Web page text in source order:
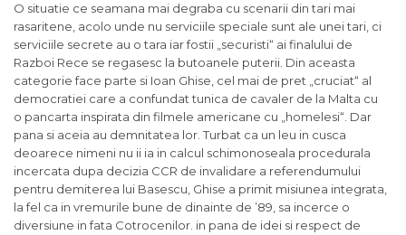
O situatie ce seamana mai degraba cu scenarii din tari mai
rasaritene, acolo unde nu serviciile speciale sunt ale unei tari, ci
serviciile secrete au o tara iar fostii „securisti“ ai finalului de
Razboi Rece se regasesc la butoanele puterii. Din aceasta
categorie face parte si Ioan Ghise, cel mai de pret „cruciat“ al
democratiei care a confundat tunica de cavaler de la Malta cu
o pancarta inspirata din filmele americane cu „homelesi“. Dar
pana si aceia au demnitatea lor. Turbat ca un leu in cusca
deoarece nimeni nu ii ia in calcul schimonoseala procedurala
incercata dupa decizia CCR de invalidare a referendumului
pentru demiterea lui Basescu, Ghise a primit misiunea integrata,
la fel ca in vremurile bune de dinainte de ’89, sa incerce o
diversiune in fata Cotrocenilor. in pana de idei si respect de